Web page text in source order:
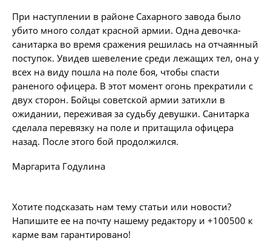
При наступлении в районе Сахарного завода было
убито много солдат красной армии. Одна девочка-
санитарка во время сражения решилась на отчаянный
поступок. Увидев шевеление среди лежащих тел, она у
всех на виду пошла на поле боя, чтобы спасти
раненого офицера. В этот момент огонь прекратили с
двух сторон. Бойцы советской армии затихли в
ожидании, переживая за судьбу девушки. Санитарка
сделала перевязку на поле и притащила офицера
назад. После этого бой продолжился.
Маргарита Годулина
Хотите подсказать нам тему статьи или новости?
Напишите ее на почту нашему редактору и +100500 к
карме вам гарантировано!